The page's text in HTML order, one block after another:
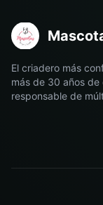
El criadero más
más de 30 años
responsable de